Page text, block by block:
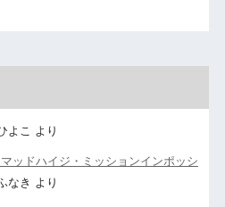
よこ より
ッドハイジ・ミッションインポッシ
なき より